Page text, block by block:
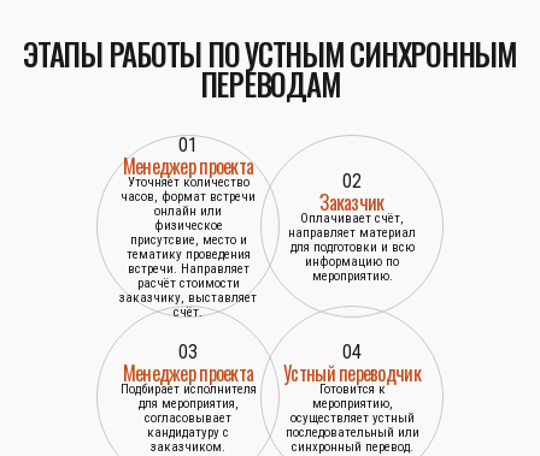
ЭТАПЫ РАБОТЫ ПО УСТНЫМ СИНХРОННЫМ
ПЕРЕВОДАМ
01
Менеджер проекта
Уточняет количество
часов, формат встречи
онлайн или
физическое
присутсвие, место и
тематику проведения
встречи. Направляет
расчёт стоимости
заказчику, выставляет
счёт.
02
Заказчик
Оплачивает счёт,
направляет материал
для подготовки и всю
информацию по
мероприятию.
03
Менеджер проекта
Подбирает исполнителя
для мероприятия,
согласовывает
кандидатуру с
заказчиком.
04
Устный переводчик
Готовится к
мероприятию,
осуществляет устный
последовательный или
синхронный перевод.